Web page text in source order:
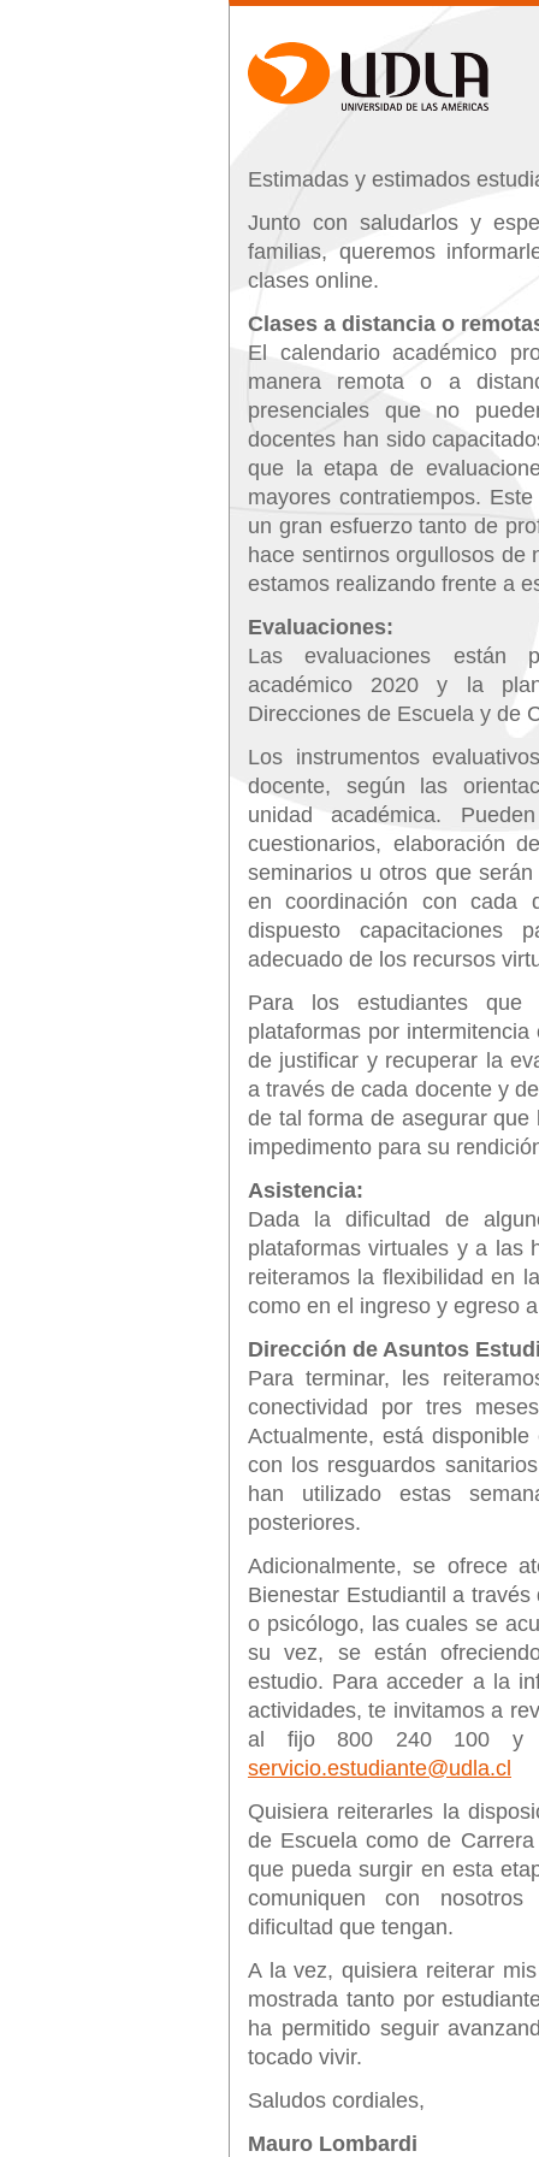
Estimadas y estimados
Junto con saludarlos y
familias, queremos
clases online.
Clases a distancia o
El calendario académico
manera remota o a
presenciales que no
docentes han sido
que la etapa de
mayores contratiempos.
un gran esfuerzo tanto de
hace sentirnos orgullosos de
estamos realizando frente a
Evaluaciones:
Las evaluaciones están
académico 2020 y la
Direcciones de Escuela y de
Los instrumentos
docente, según las
unidad académica.
cuestionarios, elaboración
seminarios u otros que
en coordinación con cada
dispuesto capacitaciones
adecuado de los recursos
Para los estudiantes
plataformas por
de justificar y recuperar la
a través de cada docente y
de tal forma de asegurar
impedimento para su
Asistencia:
Dada la dificultad de
plataformas virtuales y a las
reiteramos la flexibilidad en
como en el ingreso y egreso
Dirección de Asuntos
Para terminar, les
conectividad por tres
Actualmente, está
con los resguardos
han utilizado estas
posteriores.
Adicionalmente, se ofrece
Bienestar Estudiantil a
o psicólogo, las cuales se
su vez, se están
estudio. Para acceder a la
actividades, te invitamos a
al fijo 800 240 100 y
servicio.estudiante@udla.cl
Quisiera reiterarles la
de Escuela como de
que pueda surgir en esta
comuniquen con
dificultad que tengan.
A la vez, quisiera reiterar
mostrada tanto por
ha permitido seguir
tocado vivir.
Saludos cordiales,
Mauro Lombardi